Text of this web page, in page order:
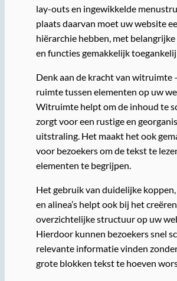
lay-outs en ingewikkelde
plaats daarvan moet uw website
hiërarchie hebben, met
en functies gemakkelijk
Denk aan de kracht van witruimte
ruimte tussen elementen op uw
Witruimte helpt om de inhoud te
zorgt voor een rustige en
uitstraling. Het maakt het ook
voor bezoekers om de tekst te
elementen te begrijpen.
Het gebruik van duidelijke
en alinea’s helpt ook bij het
overzichtelijke structuur op uw
Hierdoor kunnen bezoekers snel
relevante informatie vinden
grote blokken tekst te hoeven